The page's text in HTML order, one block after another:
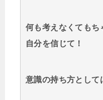
何も考えなくてもち
自分を信じて！
意識の持ち方として